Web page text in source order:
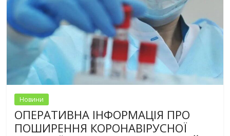
Новини
ОПЕРАТИВНА ІНФОРМАЦІЯ ПРО
ПОШИРЕННЯ КОРОНАВІРУСНОЇ